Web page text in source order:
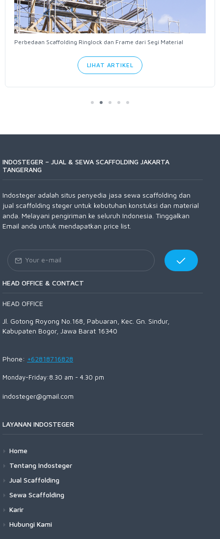
Perbedaan Scaffolding Ringlock dan Frame dari Segi Material
LIHAT ARTIKEL
INDOSTEGER – JUAL & SEWA SCAFFOLDING JAKARTA
TANGERANG
Indosteger adalah situs penyedia jasa sewa scaffolding dan
jual scaffolding steger untuk kebutuhan konstuksi dan material
anda. Melayani pengiriman ke seluruh Indonesia. Tinggalkan
Email anda untuk mendapatkan price list.
HEAD OFFICE & CONTACT
HEAD OFFICE
Jl. Gotong Royong No.168, Pabuaran, Kec. Gn. Sindur,
Kabupaten Bogor, Jawa Barat 16340
Phone: +62818716828
Monday-Friday:8.30 am - 4.30 pm
indosteger@gmail.com
LAYANAN INDOSTEGER
Home
Tentang Indosteger
Jual Scaffolding
Sewa Scaffolding
Karir
Hubungi Kami